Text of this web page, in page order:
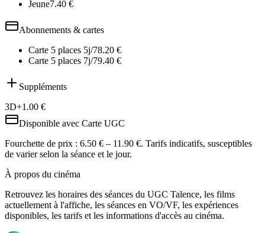
Jeune7.40 €
Abonnements & cartes
Carte 5 places 5j/78.20 €
Carte 5 places 7j/79.40 €
Suppléments
3D+1.00 €
Disponible avec Carte UGC
Fourchette de prix : 6.50 € – 11.90 €. Tarifs indicatifs, susceptibles
de varier selon la séance et le jour.
À propos du cinéma
Retrouvez les horaires des séances du UGC Talence, les films
actuellement à l'affiche, les séances en VO/VF, les expériences
disponibles, les tarifs et les informations d'accès au cinéma.